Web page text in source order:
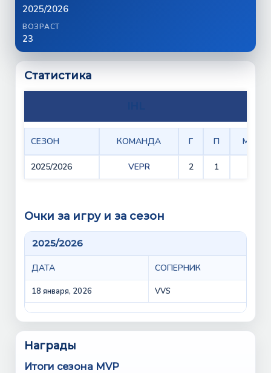
2025/2026
ВОЗРАСТ
23
Статистика
СЕЗОН КОМАНДА Г П МИН
2025/2026 VEPR 2 1
Очки за игру и за сезон
2025/2026
ДАТА СОПЕРНИК
18 января, 2026 VVS
Награды
Итоги сезона MVP